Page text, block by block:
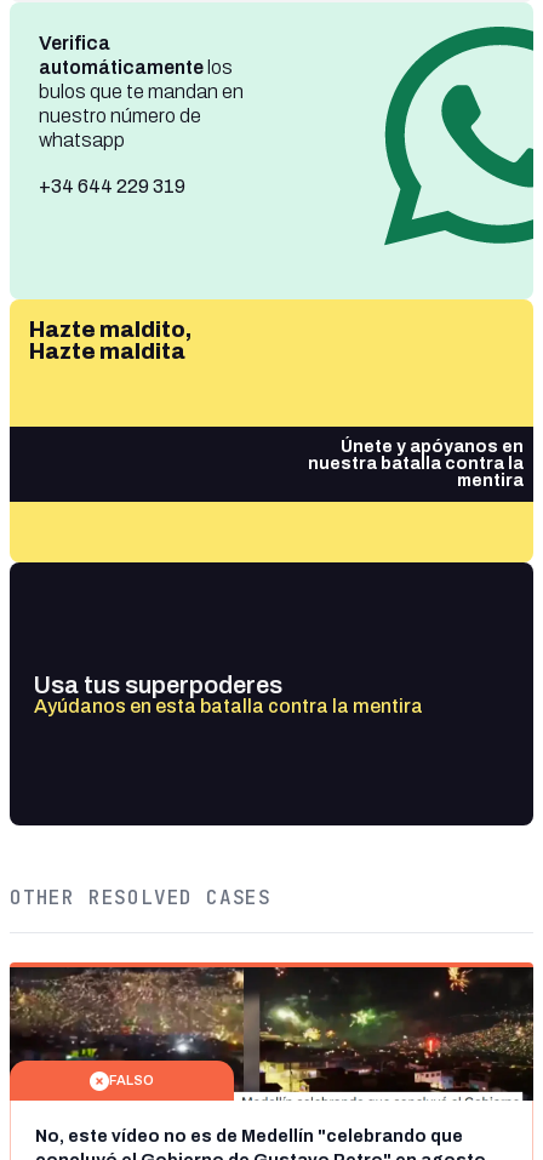
Verifica
automáticamente los
bulos que te mandan en
nuestro número de
whatsapp
+34 644 229 319
Hazte maldito,
Hazte maldita
Únete y apóyanos en
nuestra batalla contra la
mentira
Usa tus superpoderes
Ayúdanos en esta batalla contra la mentira
OTHER RESOLVED CASES
FALSO
No, este vídeo no es de Medellín "celebrando que